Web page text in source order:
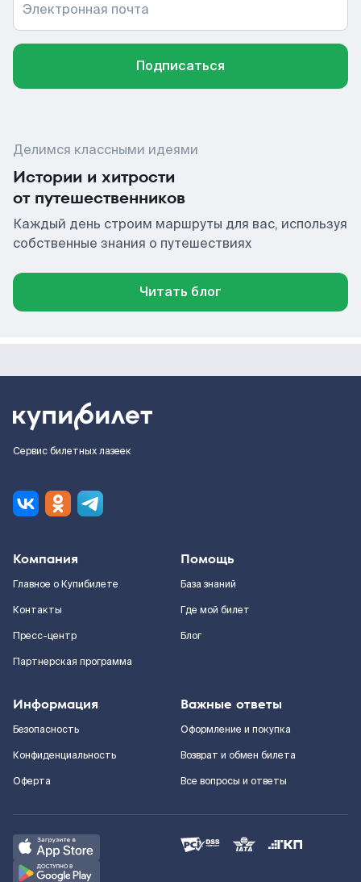
Электронная почта
Подписаться
Делимся классными идеями
Истории и хитрости
от путешественников
Каждый день строим маршруты для вас, используя
собственные знания о путешествиях
Читать блог
Сервис билетных лазеек
Компания
Главное о Купибилете
Контакты
Пресс-центр
Партнерская программа
Помощь
База знаний
Где мой билет
Блог
Информация
Безопасность
Конфиденциальность
Оферта
Важные ответы
Оформление и покупка
Возврат и обмен билета
Все вопросы и ответы